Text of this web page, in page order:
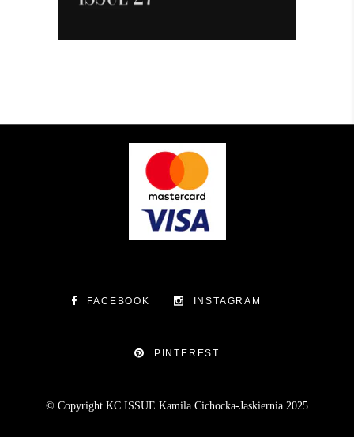
FACEBOOK INSTAGRAM
PINTEREST
© Copyright KC ISSUE Kamila Cichocka-Jaskiernia 2025